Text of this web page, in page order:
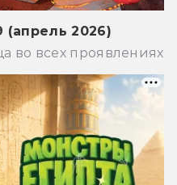
2026)
во всех проявлениях